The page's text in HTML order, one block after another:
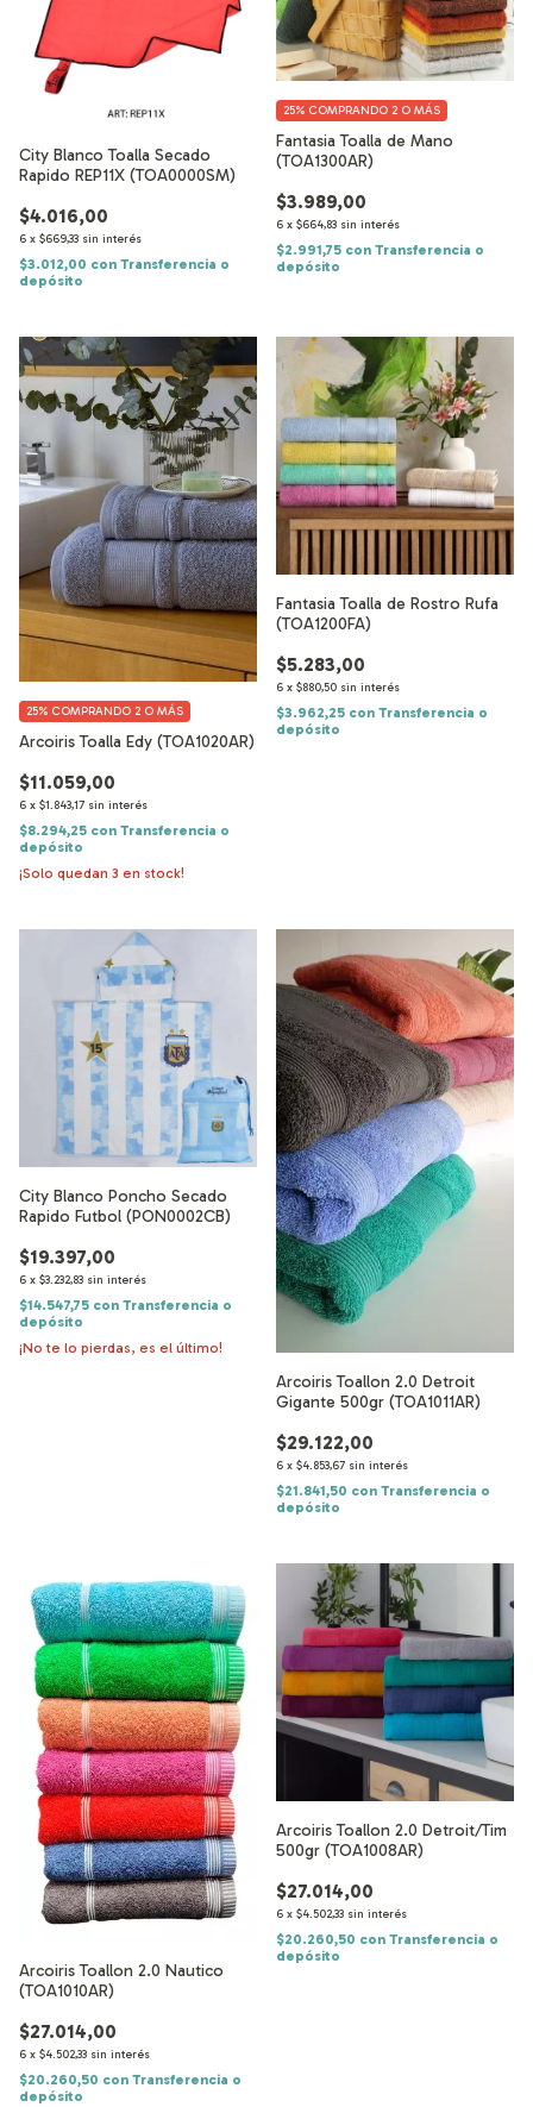
City Blanco Toalla Secado
Rapido REP11X (TOA0000SM)
$4.016,00
6 x $669,33 sin interés
$3.012,00 con Transferencia o
depósito
Fantasia Toalla de Mano
(TOA1300AR)
$3.989,00
6 x $664,83 sin interés
25% COMPRANDO 2 O MÁS
$2.991,75 con Transferencia o
depósito
Arcoiris Toalla Edy (TOA1020AR)
$11.059,00
6 x $1.843,17 sin interés
25% COMPRANDO 2 O MÁS
$8.294,25 con Transferencia o
depósito
¡Solo quedan 3 en stock!
Fantasia Toalla de Rostro Rufa
(TOA1200FA)
$5.283,00
6 x $880,50 sin interés
$3.962,25 con Transferencia o
depósito
City Blanco Poncho Secado
Rapido Futbol (PON0002CB)
$19.397,00
6 x $3.232,83 sin interés
$14.547,75 con Transferencia o
depósito
¡No te lo pierdas, es el último!
Arcoiris Toallon 2.0 Detroit
Gigante 500gr (TOA1011AR)
$29.122,00
6 x $4.853,67 sin interés
$21.841,50 con Transferencia o
depósito
Arcoiris Toallon 2.0 Nautico
(TOA1010AR)
$27.014,00
6 x $4.502,33 sin interés
$20.260,50 con Transferencia o
depósito
Arcoiris Toallon 2.0 Detroit/Tim
500gr (TOA1008AR)
$27.014,00
6 x $4.502,33 sin interés
$20.260,50 con Transferencia o
depósito